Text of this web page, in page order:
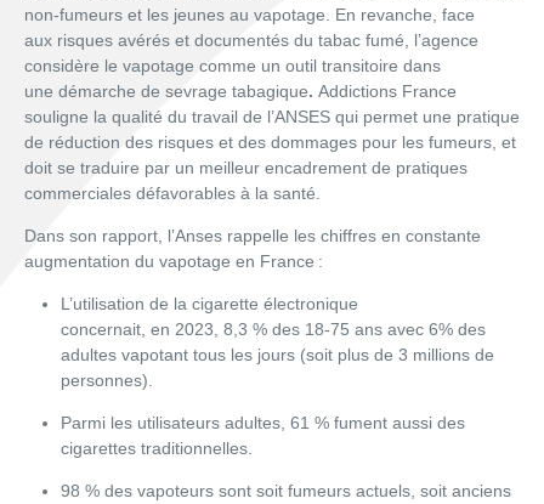
non-fumeurs et les jeunes au vapotage. En revanche, face
aux risques avérés et documentés du tabac fumé, l’agence
considère le vapotage comme un outil transitoire dans
une démarche de sevrage tabagique. Addictions France
souligne la qualité du travail de l’ANSES qui permet une pratique
de réduction des risques et des dommages pour les fumeurs, et
doit se traduire par un meilleur encadrement de pratiques
commerciales défavorables à la santé.
Dans son rapport, l’Anses rappelle les chiffres en constante
augmentation du vapotage en France :
L’utilisation de la cigarette électronique
concernait, en 2023, 8,3 % des 18-75 ans avec 6% des
adultes vapotant tous les jours (soit plus de 3 millions de
personnes).
Parmi les utilisateurs adultes, 61 % fument aussi des
cigarettes traditionnelles.
98 % des vapoteurs sont soit fumeurs actuels, soit anciens